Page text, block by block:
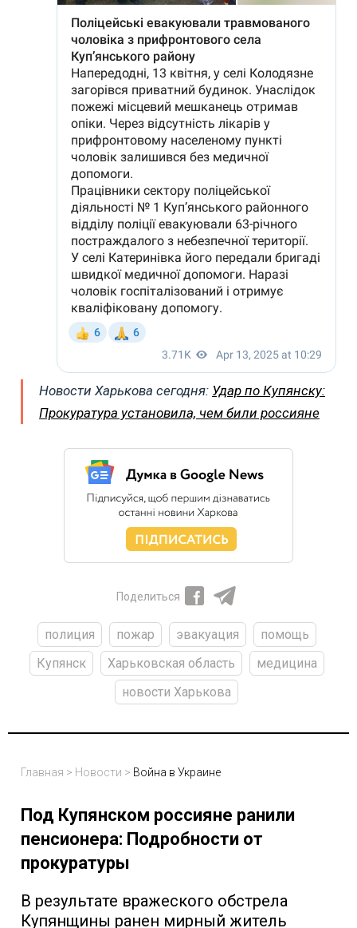
Новости Харькова сегодня: Удар по Купянску:
Прокуратура установила, чем били россияне
Поделиться
полиция пожар эвакуация
помощь
Купянск
Харьковская область
медицина
новости Харькова
Главная > Новости > Война в Украине
Под Купянском россияне ранили
пенсионера: Подробности от
прокуратуры
В результате вражеского обстрела
Купянщины ранен мирный житель